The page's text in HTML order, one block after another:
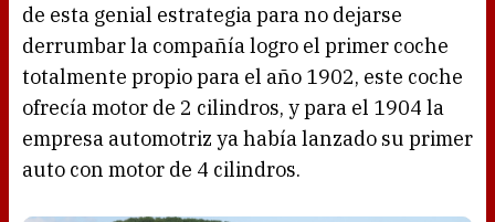
de esta genial estrategia para no dejarse
derrumbar la compañía logro el primer coche
totalmente propio para el año 1902, este coche
ofrecía motor de 2 cilindros, y para el 1904 la
empresa automotriz ya había lanzado su primer
auto con motor de 4 cilindros.